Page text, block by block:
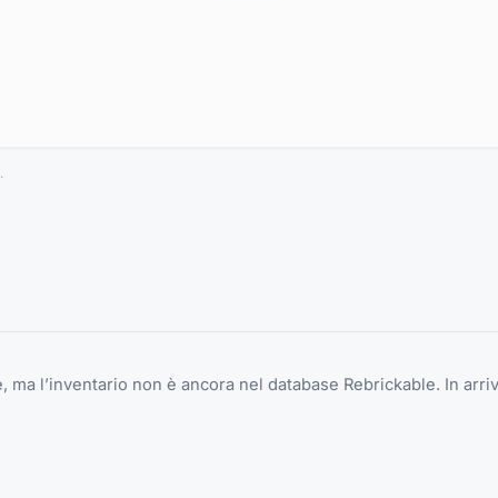
l’inventario non è ancora nel database Rebrickable. In